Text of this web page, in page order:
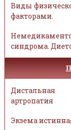
Виды
факторами.
синдрома.
Дистальная
артропатия
Экзема